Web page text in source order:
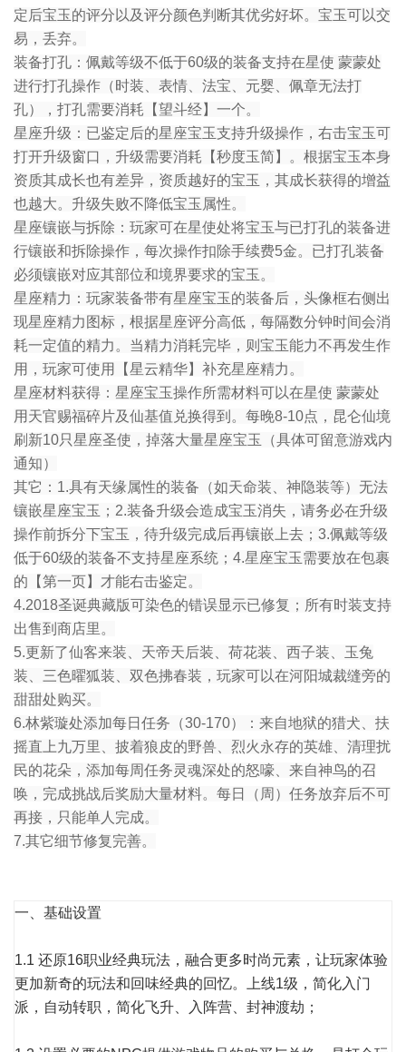
定后宝玉的评分以及评分颜色判断其优劣好坏。宝玉可以交
易，丢弃。
装备打孔：佩戴等级不低于60级的装备支持在星使 蒙蒙处
进行打孔操作（时装、表情、法宝、元婴、佩章无法打
孔），打孔需要消耗【望斗经】一个。
星座升级：已鉴定后的星座宝玉支持升级操作，右击宝玉可
打开升级窗口，升级需要消耗【秒度玉简】。根据宝玉本身
资质其成长也有差异，资质越好的宝玉，其成长获得的增益
也越大。升级失败不降低宝玉属性。
星座镶嵌与拆除：玩家可在星使处将宝玉与已打孔的装备进
行镶嵌和拆除操作，每次操作扣除手续费5金。已打孔装备
必须镶嵌对应其部位和境界要求的宝玉。
星座精力：玩家装备带有星座宝玉的装备后，头像框右侧出
现星座精力图标，根据星座评分高低，每隔数分钟时间会消
耗一定值的精力。当精力消耗完毕，则宝玉能力不再发生作
用，玩家可使用【星云精华】补充星座精力。
星座材料获得：星座宝玉操作所需材料可以在星使 蒙蒙处
用天官赐福碎片及仙基值兑换得到。每晚8-10点，昆仑仙境
刷新10只星座圣使，掉落大量星座宝玉（具体可留意游戏内
通知）
其它：1.具有天缘属性的装备（如天命装、神隐装等）无法
镶嵌星座宝玉；2.装备升级会造成宝玉消失，请务必在升级
操作前拆分下宝玉，待升级完成后再镶嵌上去；3.佩戴等级
低于60级的装备不支持星座系统；4.星座宝玉需要放在包裹
的【第一页】才能右击鉴定。
4.2018圣诞典藏版可染色的错误显示已修复；所有时装支持
出售到商店里。
5.更新了仙客来装、天帝天后装、荷花装、西子装、玉兔
装、三色曜狐装、双色拂春装，玩家可以在河阳城裁缝旁的
甜甜处购买。
6.林紫璇处添加每日任务（30-170）：来自地狱的猎犬、扶
摇直上九万里、披着狼皮的野兽、烈火永存的英雄、清理扰
民的花朵，添加每周任务灵魂深处的怒嚎、来自神鸟的召
唤，完成挑战后奖励大量材料。每日（周）任务放弃后不可
再接，只能单人完成。
7.其它细节修复完善。
一、基础设置
1.1 还原16职业经典玩法，融合更多时尚元素，让玩家体验
更加新奇的玩法和回味经典的回忆。上线1级，简化入门
派，自动转职，简化飞升、入阵营、封神渡劫；